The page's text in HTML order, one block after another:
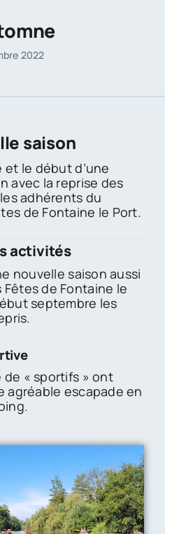
2022
saison
et le début d’une
avec la reprise des
adhérents du
de Fontaine le Port.
activités
nouvelle saison aussi
de Fontaine le
septembre les
de « sportifs » ont
agréable escapade en